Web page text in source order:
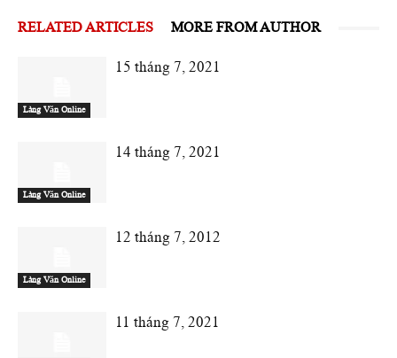
RELATED ARTICLES MORE FROM AUTHOR
Làng Văn Online
15 tháng 7, 2021
Làng Văn Online
14 tháng 7, 2021
Làng Văn Online
12 tháng 7, 2012
11 tháng 7, 2021